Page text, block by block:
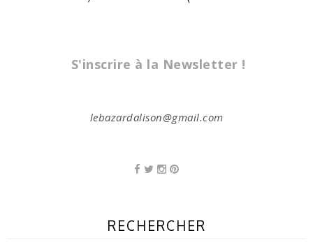
S'inscrire à la Newsletter !
lebazardalison@gmail.com
RECHERCHER